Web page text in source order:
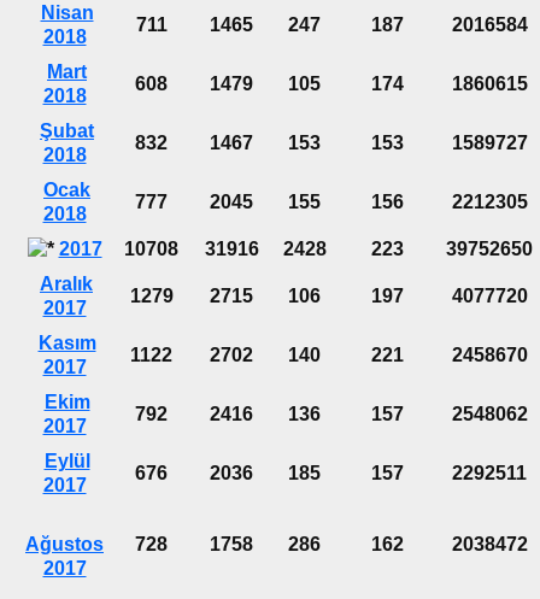
Nisan
2018
711 1465 247 187 2016584
Mart
2018
608 1479 105 174 1860615
Şubat
2018
832 1467 153 153 1589727
Ocak
2018
777 2045 155 156 2212305
2017 10708 31916 2428 223
39752650
Aralık
2017
1279 2715 106 197 4077720
Kasım
2017
1122 2702 140 221 2458670
Ekim
2017
792 2416 136 157 2548062
Eylül
2017
676 2036 185 157 2292511
Ağustos
2017
728 1758 286 162 2038472